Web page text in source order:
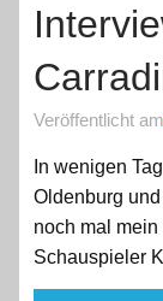
Veröffentlicht am
In wenigen
Oldenburg
noch mal
Schauspieler